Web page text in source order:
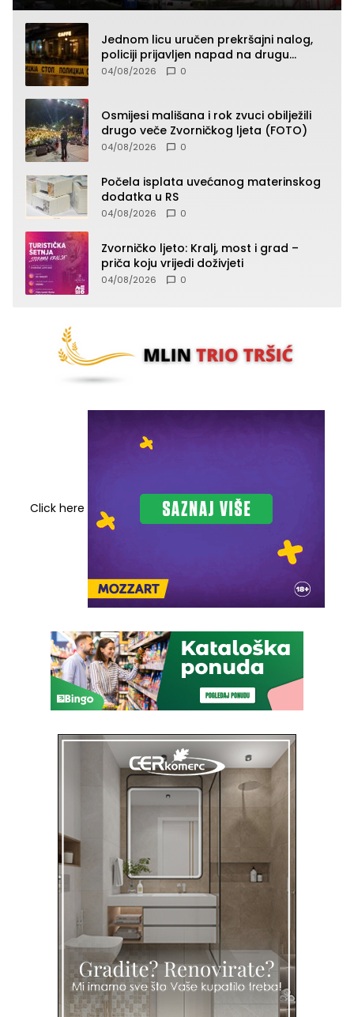
Jednom licu uručen prekršajni nalog,
policiji prijavljen napad na drugu
osobu!?
04/08/2026 0
Osmijesi mališana i rok zvuci obilježili
drugo veče Zvorničkog ljeta (FOTO)
04/08/2026 0
Počela isplata uvećanog materinskog
dodatka u RS
04/08/2026 0
Zvorničko ljeto: Kralj, most i grad –
priča koju vrijedi doživjeti
04/08/2026 0
Click here